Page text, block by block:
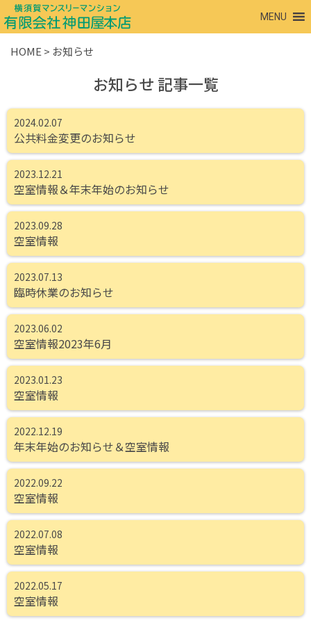
MENU
HOME > お知らせ
お知らせ 記事一覧
2024.02.07
公共料金変更のお知らせ
2023.12.21
空室情報＆年末年始のお知らせ
2023.09.28
空室情報
2023.07.13
臨時休業のお知らせ
2023.06.02
空室情報2023年6月
2023.01.23
空室情報
2022.12.19
年末年始のお知らせ＆空室情報
2022.09.22
空室情報
2022.07.08
空室情報
2022.05.17
空室情報